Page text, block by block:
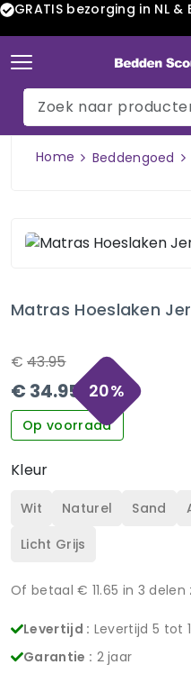
GRATIS bezorging in NL &
Home Beddengoed
Matras Hoeslaken
€ 43.95
€ 34.95 20%
Op voorraad
Kleur
Wit Naturel Sand
Licht Grijs
Of betaal € 11.65 in 3 delen
Levertijd : Levertijd 5 tot
Garantie : 2 jaar